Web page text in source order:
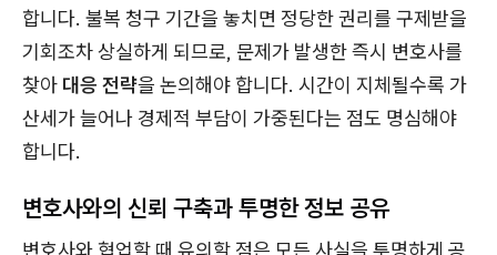
합니다. 불복 청구 기간을 놓치면 정당한 권리를 구제받을
기회조차 상실하게 되므로, 문제가 발생한 즉시 변호사를
찾아 대응 전략을 논의해야 합니다. 시간이 지체될수록 가
산세가 늘어나 경제적 부담이 가중된다는 점도 명심해야
합니다.
변호사와의 신뢰 구축과 투명한 정보 공유